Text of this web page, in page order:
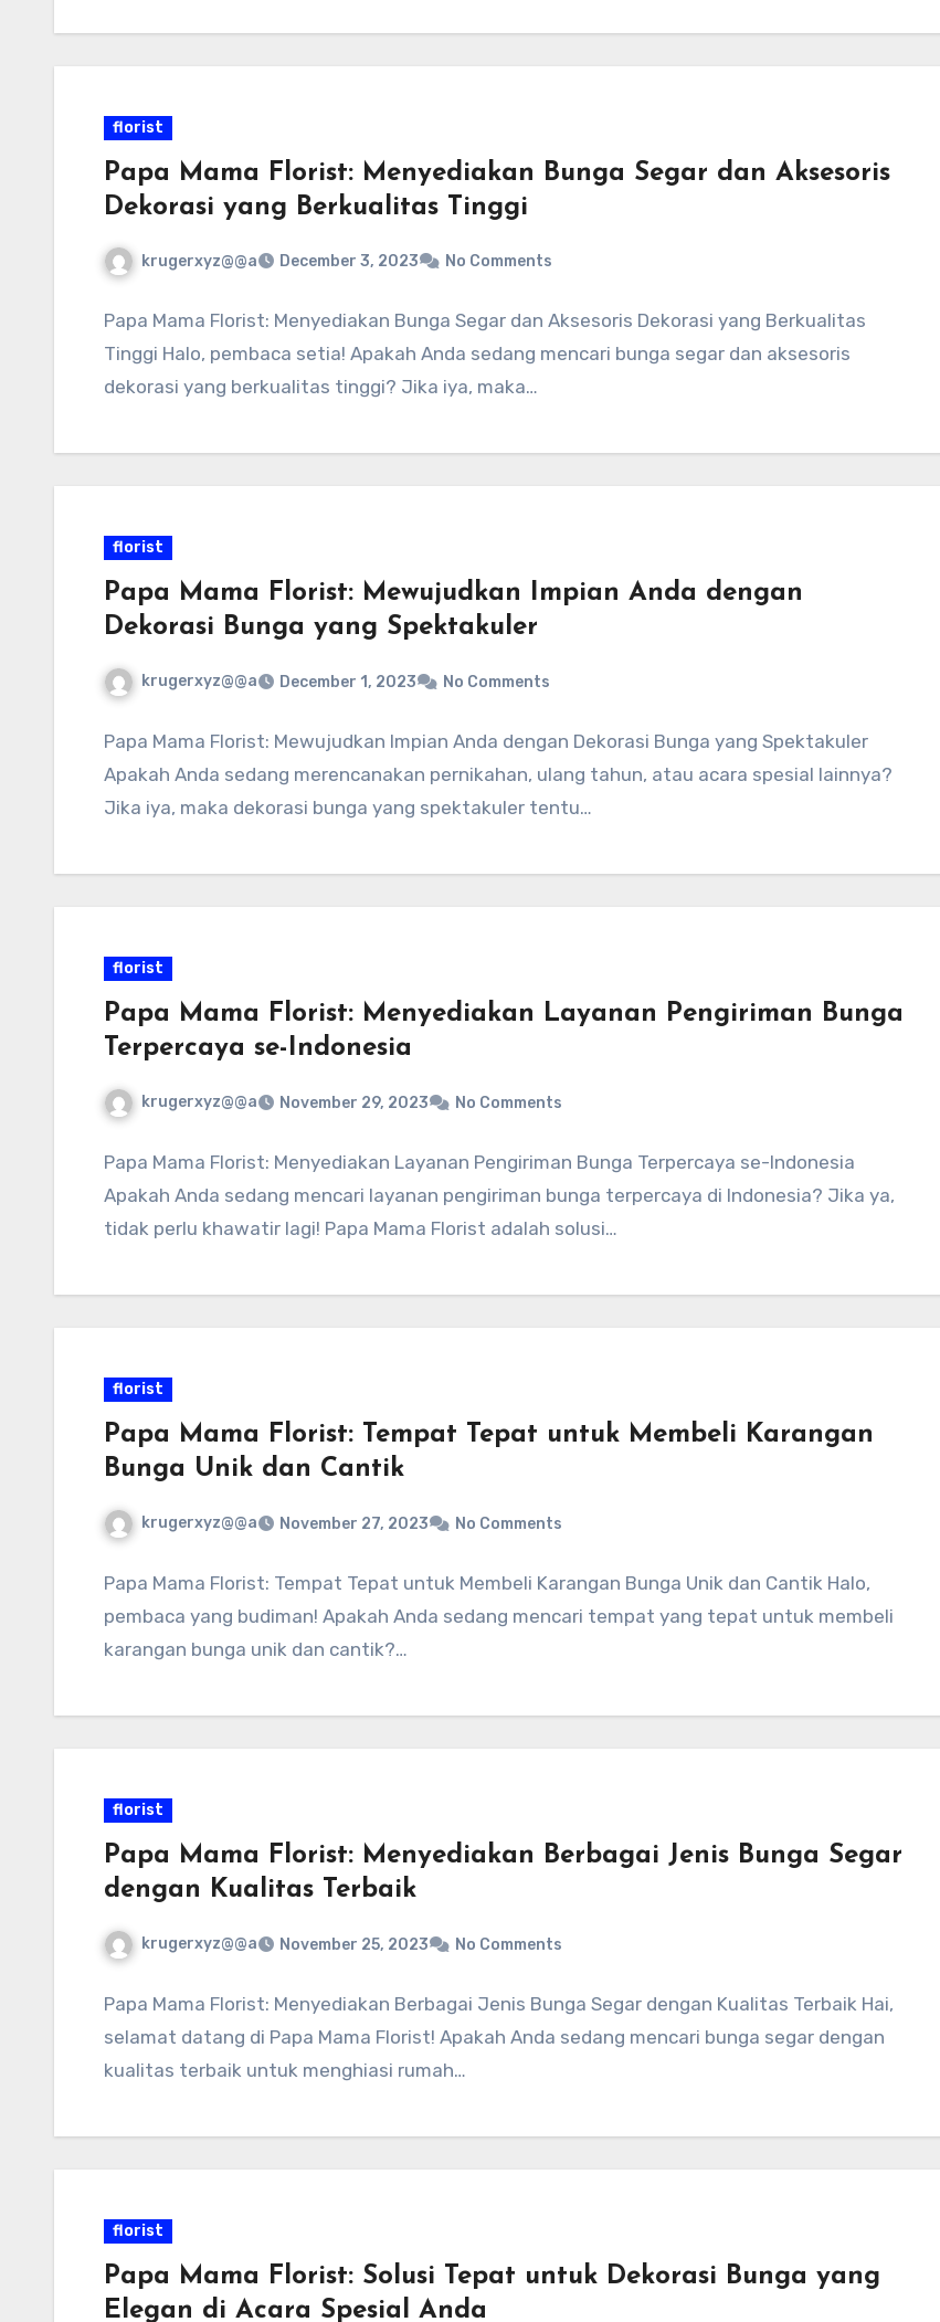
florist
Papa Mama Florist: Menyediakan Bunga Segar dan Aksesoris
Dekorasi yang Berkualitas Tinggi
krugerxyz@@a December 3, 2023 No Comments
Papa Mama Florist: Menyediakan Bunga Segar dan Aksesoris Dekorasi yang Berkualitas
Tinggi Halo, pembaca setia! Apakah Anda sedang mencari bunga segar dan aksesoris
dekorasi yang berkualitas tinggi? Jika iya, maka…
florist
Papa Mama Florist: Mewujudkan Impian Anda dengan
Dekorasi Bunga yang Spektakuler
krugerxyz@@a December 1, 2023 No Comments
Papa Mama Florist: Mewujudkan Impian Anda dengan Dekorasi Bunga yang Spektakuler
Apakah Anda sedang merencanakan pernikahan, ulang tahun, atau acara spesial lainnya?
Jika iya, maka dekorasi bunga yang spektakuler tentu…
florist
Papa Mama Florist: Menyediakan Layanan Pengiriman Bunga
Terpercaya se-Indonesia
krugerxyz@@a November 29, 2023 No Comments
Papa Mama Florist: Menyediakan Layanan Pengiriman Bunga Terpercaya se-Indonesia
Apakah Anda sedang mencari layanan pengiriman bunga terpercaya di Indonesia? Jika ya,
tidak perlu khawatir lagi! Papa Mama Florist adalah solusi…
florist
Papa Mama Florist: Tempat Tepat untuk Membeli Karangan
Bunga Unik dan Cantik
krugerxyz@@a November 27, 2023 No Comments
Papa Mama Florist: Tempat Tepat untuk Membeli Karangan Bunga Unik dan Cantik Halo,
pembaca yang budiman! Apakah Anda sedang mencari tempat yang tepat untuk membeli
karangan bunga unik dan cantik?…
florist
Papa Mama Florist: Menyediakan Berbagai Jenis Bunga Segar
dengan Kualitas Terbaik
krugerxyz@@a November 25, 2023 No Comments
Papa Mama Florist: Menyediakan Berbagai Jenis Bunga Segar dengan Kualitas Terbaik Hai,
selamat datang di Papa Mama Florist! Apakah Anda sedang mencari bunga segar dengan
kualitas terbaik untuk menghiasi rumah…
florist
Papa Mama Florist: Solusi Tepat untuk Dekorasi Bunga yang
Elegan di Acara Spesial Anda